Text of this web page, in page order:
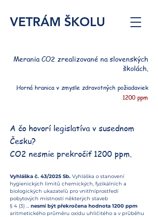
VETRÁM ŠKOLU
Merania CO2 zrealizované na slovenských
školách.
Horná hranica v zmysle zdravotných požiadaviek
1200 ppm
A čo hovorí legislatíva v susednom
Česku?
CO2 nesmie prekročiť 1200 ppm.
Vyhláška č. 43/2025 Sb. Vyhláška o stanovení
hygienických limitů chemických, fyzikálních a
biologických ukazatelů pro vnitřníprostředí
pobytových místností některých staveb
§ 4 (3) ... nesmí být překročena hodnota 1200 ppm
aritmetického průměru oxidu uhličitého a v průběhu